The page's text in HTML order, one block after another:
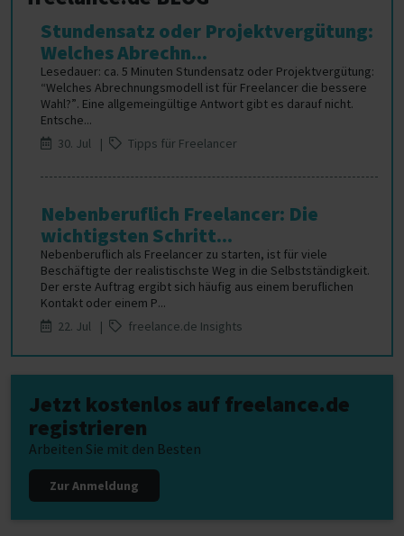
Stundensatz oder Projektvergütung:
Welches Abrechn...
Lesedauer: ca. 5 Minuten Stundensatz oder Projektvergütung:
“Welches Abrechnungsmodell ist für Freelancer die bessere
Wahl?”. Eine allgemeingültige Antwort gibt es darauf nicht.
Entsche...
30. Jul |
Tipps für Freelancer
Nebenberuflich Freelancer: Die
wichtigsten Schritt...
Nebenberuflich als Freelancer zu starten, ist für viele
Beschäftigte der realistischste Weg in die Selbstständigkeit.
Der erste Auftrag ergibt sich häufig aus einem beruflichen
Kontakt oder einem P...
22. Jul |
freelance.de Insights
Jetzt kostenlos auf freelance.de
registrieren
Arbeiten Sie mit den Besten
Zur Anmeldung